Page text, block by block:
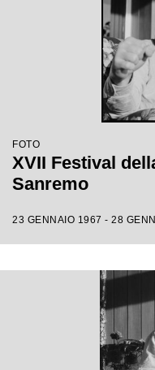
FOTO
XVII Festival
Sanremo
23 GENNAIO 1967 - 28